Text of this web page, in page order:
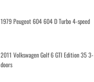
1979 Peugeot 604 604 D Turbo 4-speed
2011 Volkswagen Golf 6 GTI Edition 35 3-
doors